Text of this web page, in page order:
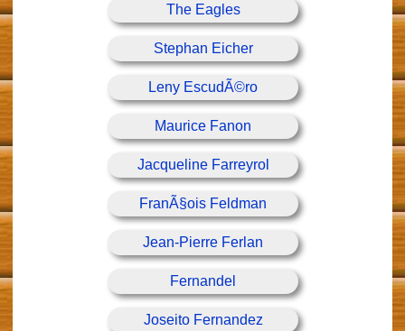
The Eagles
Stephan Eicher
Leny EscudÃ©ro
Maurice Fanon
Jacqueline Farreyrol
FranÃ§ois Feldman
Jean-Pierre Ferlan
Fernandel
Joseito Fernandez